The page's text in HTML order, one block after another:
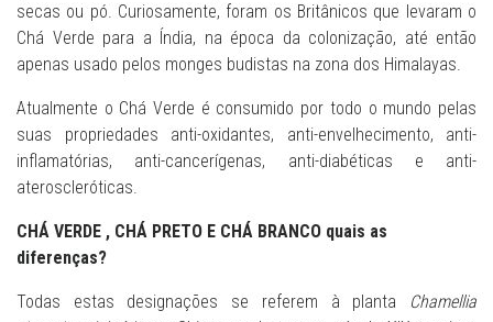
secas ou pó. Curiosamente, foram os Britânicos que levaram o
Chá Verde para a Índia, na época da colonização, até então
apenas usado pelos monges budistas na zona dos Himalayas.
Atualmente o Chá Verde é consumido por todo o mundo pelas
suas propriedades anti-oxidantes, anti-envelhecimento, anti-
inflamatórias, anti-cancerígenas, anti-diabéticas e anti-
ateroscleróticas.
CHÁ VERDE , CHÁ PRETO E CHÁ BRANCO quais as
diferenças?
Todas estas designações se referem à planta
Chamellia